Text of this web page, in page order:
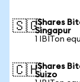
🇸🇬iShares
Singapur
1 IBITon
🇨🇭iShares
Suizo